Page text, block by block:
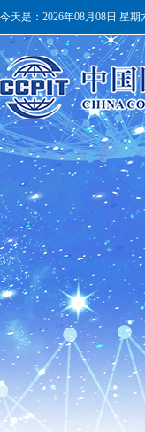
今天是： 2026年08月08日 星